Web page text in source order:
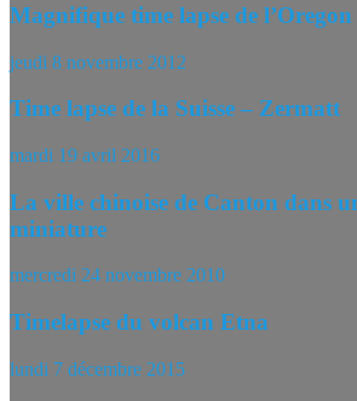
Magnifique time lapse de l’Oregon
jeudi 8 novembre 2012
Time lapse de la Suisse – Zermatt
mardi 19 avril 2016
La ville chinoise de Canton dans
miniature
mercredi 24 novembre 2010
Timelapse du volcan Etna
lundi 7 décembre 2015